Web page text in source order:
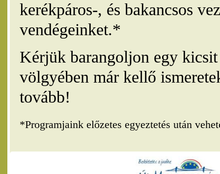
kerékpáros-, és bakancsos
vendégeinket.*
Kérjük barangoljon egy
völgyében már kellő
tovább!
*Programjaink előzetes egyeztetés után